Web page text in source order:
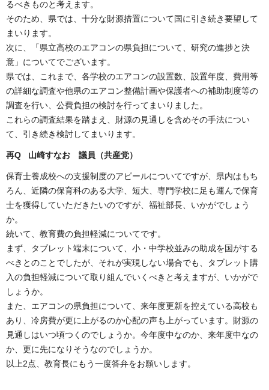
るべきものと考えます。
そのため、県では、十分な財源措置について国に引き続き要望して
まいります。
次に、「県立高校のエアコンの県負担について、研究の進捗と決
意」についてでございます。
県では、これまで、各学校のエアコンの設置数、設置年度、費用等
の詳細な調査や他県のエアコン整備計画や保護者への補助制度等の
調査を行い、公費負担の検討を行ってまいりました。
これらの調査結果を踏まえ、財源の見通しを含めその手法につい
て、引き続き検討してまいります。
再Q 山崎すなお 議員（共産党）
保育士養成校への支援制度のアピールについてですが、県内はもち
ろん、近隣の保育科のある大学、短大、専門学校に足も運んで保育
士を獲得していただきたいのですが、福祉部長、いかがでしょう
か。
続いて、教育費の負担軽減についてです。
まず、タブレット端末について、小・中学校並みの助成を国がする
べきとのことでしたが、それが実現しない場合でも、タブレット購
入の負担軽減について取り組んでいくべきと考えますが、いかがで
しょうか。
また、エアコンの県負担について、来年度更新を控えている高校も
あり、冷房費が更に上がるのか心配の声も上がっています。財源の
見通しはいつ頃つくのでしょうか。今年度中なのか、来年度中なの
か、更に先になりそうなのでしょうか。
以上2点、教育長にもう一度答弁をお願いします。